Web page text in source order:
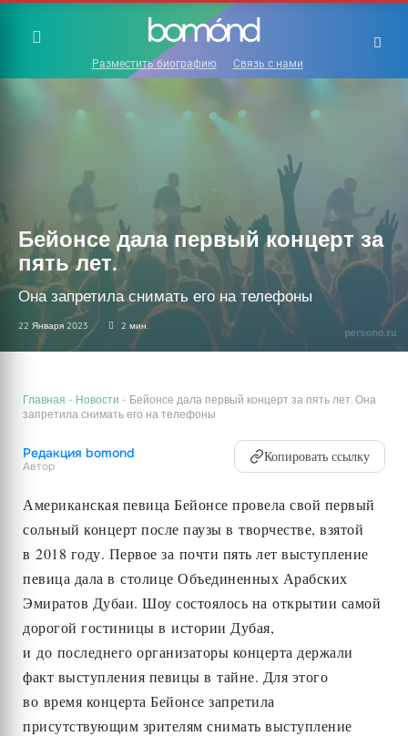
Разместить биографию Связь с нами
Бейонсе дала первый концерт за
пять лет.
Она запретила снимать его на телефоны
22 Января 2023 2 мин.
Главная - Новости - Бейонсе дала первый концерт за пять лет. Она
запретила снимать его на телефоны
Редакция bomond
Автор
Копировать ссылку
Американская певица Бейонсе провела свой первый
сольный концерт после паузы в творчестве, взятой
в 2018 году. Первое за почти пять лет выступление
певица дала в столице Объединенных Арабских
Эмиратов Дубаи. Шоу состоялось на открытии самой
дорогой гостиницы в истории Дубая,
и до последнего организаторы концерта держали
факт выступления певицы в тайне. Для этого
во время концерта Бейонсе запретила
присутствующим зрителям снимать выступление